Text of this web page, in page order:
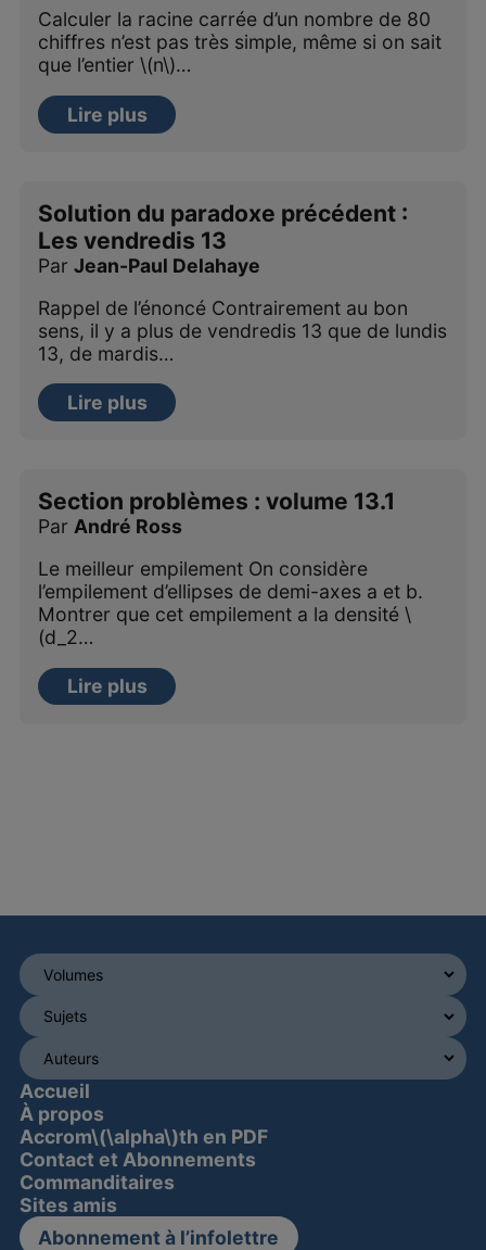
Calculer la racine carrée d’un nombre de 80
chiffres n’est pas très simple, même si on sait
que l’entier \(n\)…
Lire plus
Solution du paradoxe précédent :
Les vendredis 13
ParJean-Paul Delahaye
Rappel de l’énoncé Contrairement au bon
sens, il y a plus de vendredis 13 que de lundis
13, de mardis…
Lire plus
Section problèmes : volume 13.1
ParAndré Ross
Le meilleur empilement On considère
l’empilement d’ellipses de demi-axes a et b.
Montrer que cet empilement a la densité \
(d_2…
Lire plus
Accueil
À propos
Accrom\(\alpha\)th en PDF
Contact et Abonnements
Commanditaires
Sites amis
Abonnement à l’infolettre